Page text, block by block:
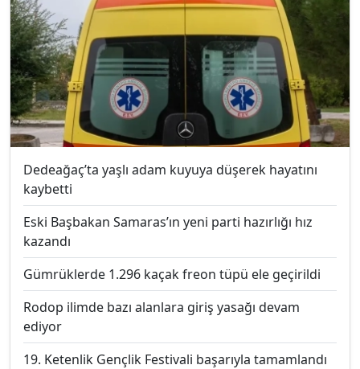
Dedeağaç’ta yaşlı adam kuyuya düşerek hayatını
kaybetti
Eski Başbakan Samaras’ın yeni parti hazırlığı hız
kazandı
Gümrüklerde 1.296 kaçak freon tüpü ele geçirildi
Rodop ilimde bazı alanlara giriş yasağı devam
ediyor
19. Ketenlik Gençlik Festivali başarıyla tamamlandı